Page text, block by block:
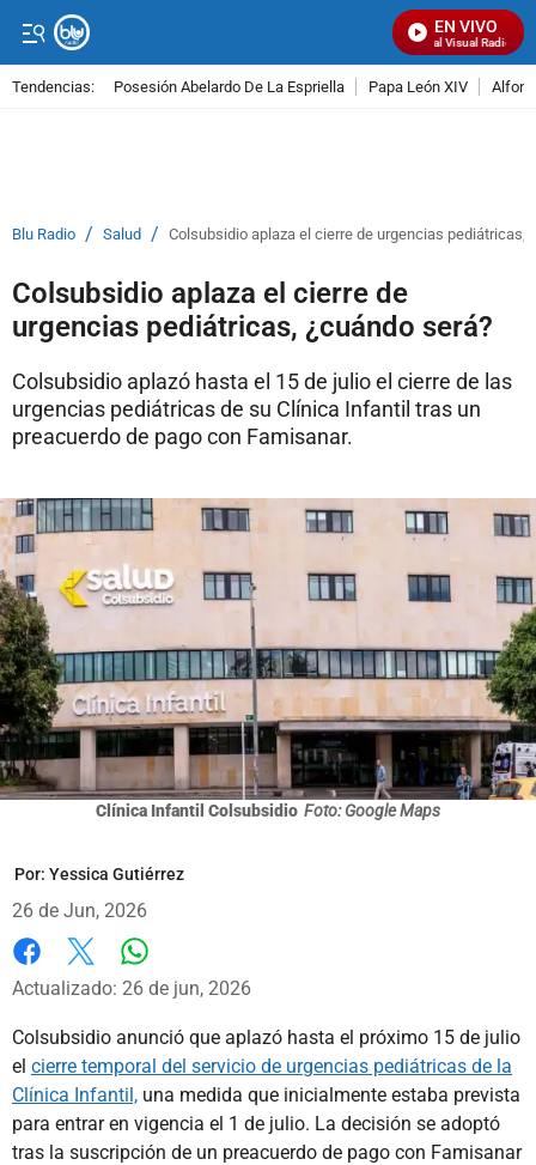
EN VIVO
Señal Visual Radio
Tendencias: Posesión Abelardo De La Espriella Papa León XIV
Blu Radio / Salud / Colsubsidio aplaza el cierre de urgencias pediátricas,
Colsubsidio aplaza el cierre de
urgencias pediátricas, ¿cuándo será?
Colsubsidio aplazó hasta el 15 de julio el cierre de las
urgencias pediátricas de su Clínica Infantil tras un
preacuerdo de pago con Famisanar.
Clínica Infantil Colsubsidio Foto: Google Maps
Por: Yessica Gutiérrez
26 de Jun, 2026
Facebook
X
Actualizado: 26 de jun, 2026
Colsubsidio anunció que aplazó hasta el próximo 15 de julio
el cierre temporal del servicio de urgencias pediátricas de la
Clínica Infantil, una medida que inicialmente estaba prevista
para entrar en vigencia el 1 de julio. La decisión se adoptó
tras la suscripción de un preacuerdo de pago con Famisanar